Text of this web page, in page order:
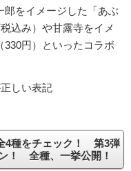
郎をイメージした「あぶ
込み）や甘露寺をイメ
円）といったコラボ
しい表記
4種をチェック！ 第3弾
！ 全種、一挙公開！